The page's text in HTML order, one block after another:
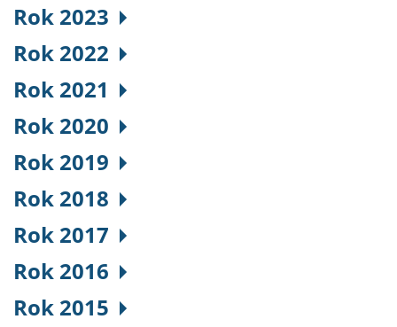
Rok 2023
Rok 2022
Rok 2021
Rok 2020
Rok 2019
Rok 2018
Rok 2017
Rok 2016
Rok 2015